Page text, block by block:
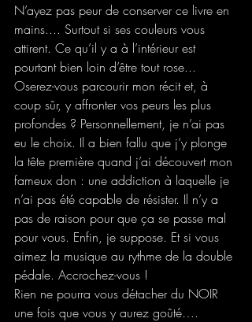
N’ayez pas peur de conserver ce livre en
mains.... Surtout si ses couleurs vous
attirent. Ce qu’il y a à l’intérieur est
pourtant bien loin d’être tout rose...
Oserez-vous parcourir mon récit et, à
coup sûr, y affronter vos peurs les plus
profondes ? Personnellement, je n’ai pas
eu le choix. Il a bien fallu que j’y plonge
la tête première quand j’ai découvert mon
fameux don : une addiction à laquelle je
n’ai pas été capable de résister. Il n’y a
pas de raison pour que ça se passe mal
pour vous. Enfin, je suppose. Et si vous
aimez la musique au rythme de la double
pédale. Accrochez-vous !
Rien ne pourra vous détacher du NOIR
une fois que vous y aurez goûté….